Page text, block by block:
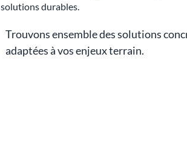
solutions durables.
Trouvons ensemble des solutions
adaptées à vos enjeux terrain.